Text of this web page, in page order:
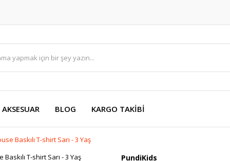
AKSESUAR BLOG KARGO TAKİBİ
Baskılı T-shirt Sarı - 3 Yaş
PundiKids